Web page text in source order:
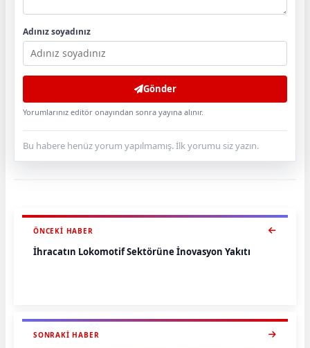
Adınız soyadınız
Gönder
Yorumlarınız editör onayından sonra yayına alınır.
Bu habere henüz yorum yapılmamış. İlk yorumu siz yazın.
ÖNCEKI HABER
İhracatın Lokomotif Sektörüne İnovasyon Yakıtı
SONRAKI HABER